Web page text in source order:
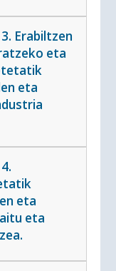
Erabiltzen
eta
eta
eta
eta